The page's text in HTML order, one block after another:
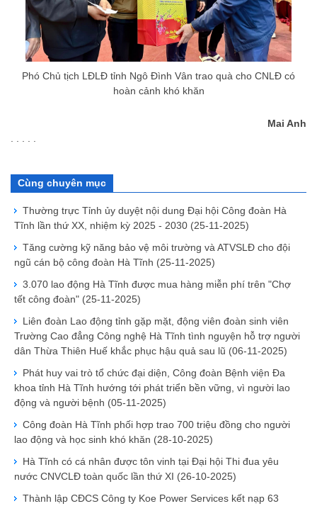
Phó Chủ tịch LĐLĐ tỉnh Ngô Đình Vân trao quà cho CNLĐ có
hoàn cảnh khó khăn
Mai Anh
. . . . .
Cùng chuyên mục
Thường trực Tỉnh ủy duyệt nội dung Đại hội Công đoàn Hà
Tĩnh lần thứ XX, nhiệm kỳ 2025 - 2030 (25-11-2025)
Tăng cường kỹ năng bảo vệ môi trường và ATVSLĐ cho đội
ngũ cán bộ công đoàn Hà Tĩnh (25-11-2025)
3.070 lao động Hà Tĩnh được mua hàng miễn phí trên "Chợ
tết công đoàn" (25-11-2025)
Liên đoàn Lao động tỉnh gặp mặt, động viên đoàn sinh viên
Trường Cao đẳng Công nghệ Hà Tĩnh tình nguyện hỗ trợ người
dân Thừa Thiên Huế khắc phục hậu quả sau lũ (06-11-2025)
Phát huy vai trò tổ chức đại diện, Công đoàn Bệnh viện Đa
khoa tỉnh Hà Tĩnh hướng tới phát triển bền vững, vì người lao
động và người bệnh (05-11-2025)
Công đoàn Hà Tĩnh phối hợp trao 700 triệu đồng cho người
lao động và học sinh khó khăn (28-10-2025)
Hà Tĩnh có cá nhân được tôn vinh tại Đại hội Thi đua yêu
nước CNVCLĐ toàn quốc lần thứ XI (26-10-2025)
Thành lập CĐCS Công ty Koe Power Services kết nạp 63